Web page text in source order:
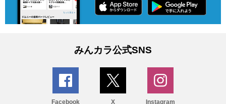
みんカラ公式SNS
Facebook X Instagram